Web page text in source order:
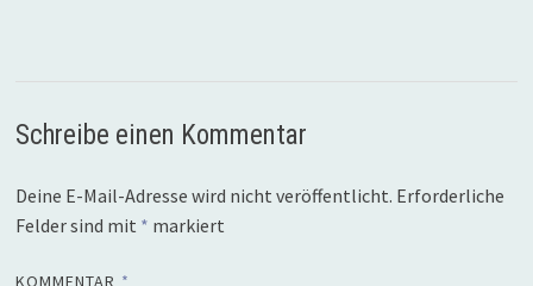
Schreibe einen Kommentar
Deine E-Mail-Adresse wird nicht veröffentlicht. Erforderliche
Felder sind mit * markiert
KOMMENTAR *